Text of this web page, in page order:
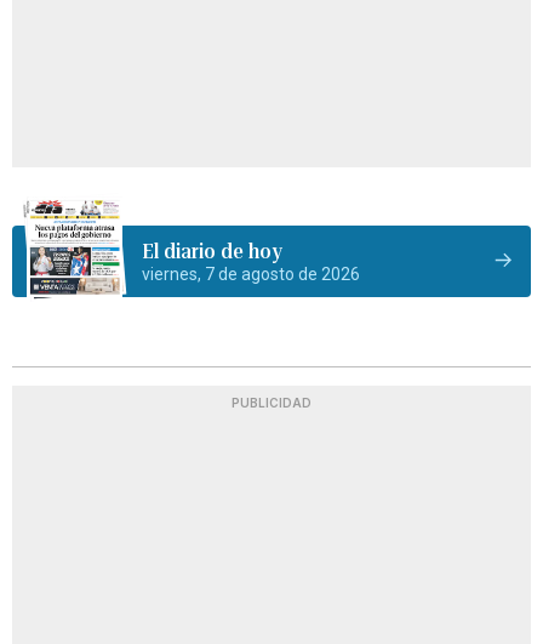
El diario de hoy
viernes, 7 de agosto de 2026
PUBLICIDAD